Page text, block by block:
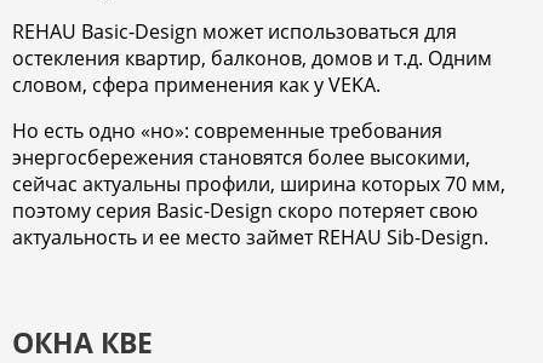
REHAU Basic-Design может использоваться для
остекления квартир, балконов, домов и т.д. Одним
словом, сфера применения как у VEKA.
Но есть одно «но»: современные требования
энергосбережения становятся более высокими,
сейчас актуальны профили, ширина которых 70 мм,
поэтому серия Basic-Design скоро потеряет свою
актуальность и ее место займет REHAU Sib-Design.
ОКНА КВЕ